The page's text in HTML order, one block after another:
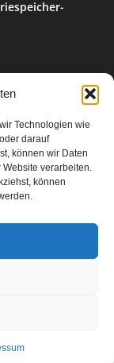
Technologien wie
darauf
können wir Daten
verarbeiten.
können
3004
2067
567